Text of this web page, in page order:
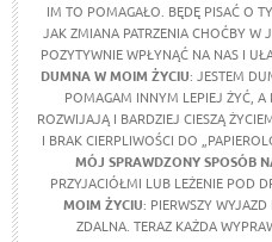
IM TO POMAGAŁO. BĘDĘ PISAĆ O
JAK ZMIANA PATRZENIA CHOĆBY W
POZYTYWNIE WPŁYNĄĆ NA NAS I
DUMNA W MOIM ŻYCIU: JESTEM
POMAGAM INNYM LEPIEJ ŻYĆ, A
ROZWIJAJĄ I BARDZIEJ CIESZĄ
I BRAK CIERPLIWOŚCI DO
MÓJ SPRAWDZONY SPOSÓB
PRZYJACIÓŁMI LUB LEŻENIE POD
MOIM ŻYCIU: PIERWSZY
ZDALNA. TERAZ KAŻDA